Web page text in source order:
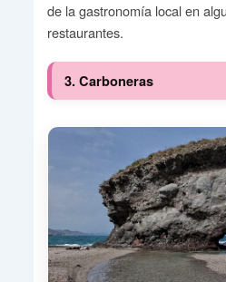
de la gastronomía local en
restaurantes.
3. Carboneras